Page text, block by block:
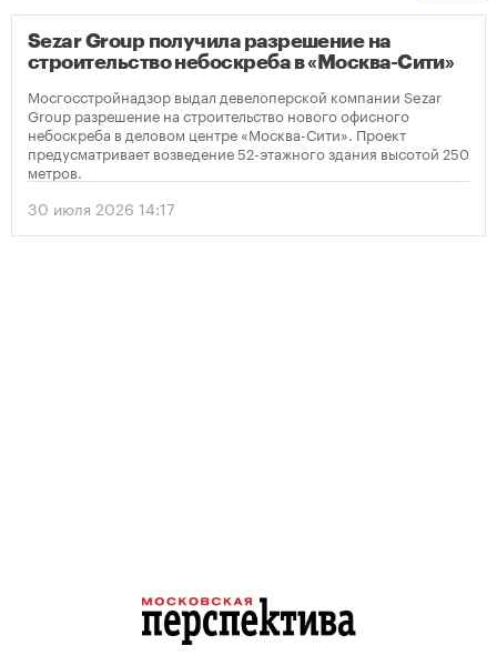
Sezar Group получила разрешение на
строительство небоскреба в «Москва-Сити»
Мосгосстройнадзор выдал девелоперской компании Sezar
Group разрешение на строительство нового офисного
небоскреба в деловом центре «Москва-Сити». Проект
предусматривает возведение 52-этажного здания высотой 250
метров.
30 июля 2026 14:17